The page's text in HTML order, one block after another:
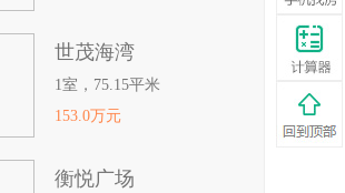
世茂海湾
1室，75.15平米
153.0万元
衡悦广场